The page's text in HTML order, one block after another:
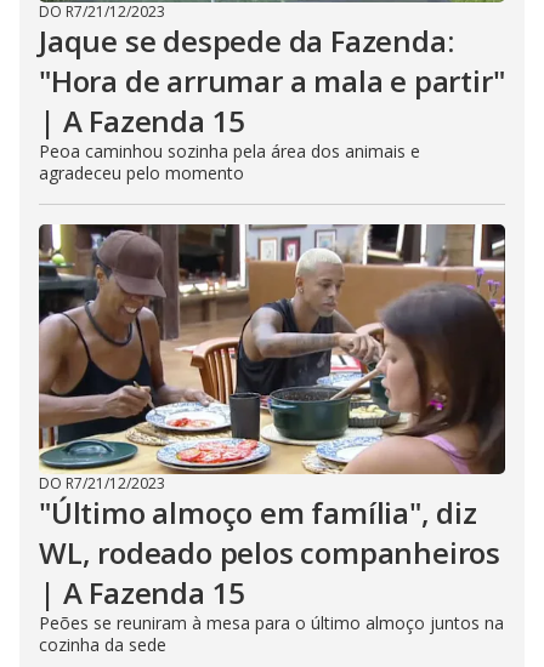
DO R7/21/12/2023
Jaque se despede da Fazenda:
"Hora de arrumar a mala e partir"
| A Fazenda 15
Peoa caminhou sozinha pela área dos animais e
agradeceu pelo momento
DO R7/21/12/2023
"Último almoço em família", diz
WL, rodeado pelos companheiros
| A Fazenda 15
Peões se reuniram à mesa para o último almoço juntos na
cozinha da sede